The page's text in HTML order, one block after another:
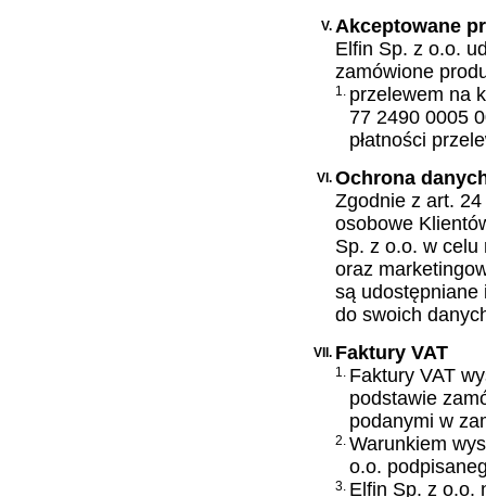
V. Akceptowane
Elfin Sp. z o.o.
zamówione
1. przelewem na
77 2490 0005
płatności
VI.Ochrona
Zgodnie z art.
osobowe
Sp. z o.o. w
oraz
są udostępniane
do swoich
VII. Faktury VAT
1. Faktury VAT
podstawie
podanymi w
2.Warunkiem
o.o.
3. Elfin Sp. z o.o.